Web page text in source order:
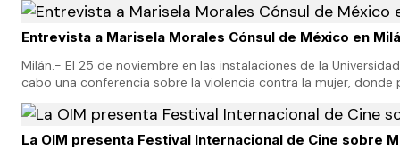
Entrevista a Marisela Morales Cónsul de México en
Milán.- El 25 de noviembre en las instalaciones de la
cabo una conferencia sobre la violencia contra la mujer, donde
Marisela Morales Ibáñez, académi…
La OIM presenta Festival Internacional de Cine sobre